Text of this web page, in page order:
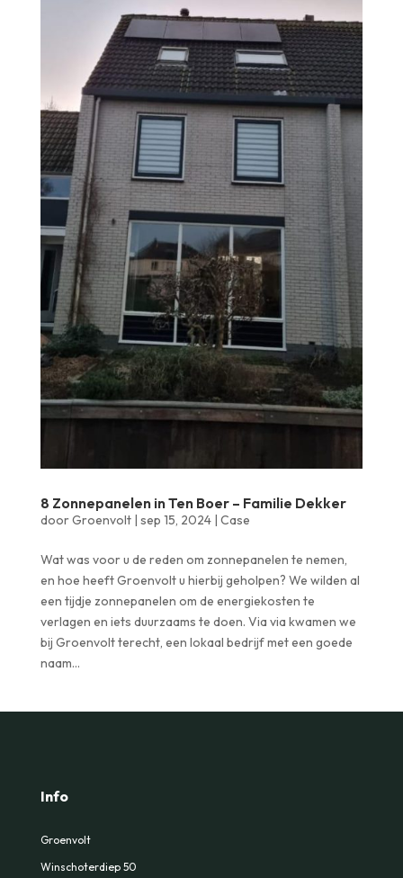
8 Zonnepanelen in Ten Boer – Familie Dekker
doorGroenvolt| sep 15, 2024| Case
Wat was voor u de reden om zonnepanelen te nemen,
en hoe heeft Groenvolt u hierbij geholpen? We wilden al
een tijdje zonnepanelen om de energiekosten te
verlagen en iets duurzaams te doen. Via via kwamen we
bij Groenvolt terecht, een lokaal bedrijf met een goede
naam...
Info
Groenvolt
Winschoterdiep 50